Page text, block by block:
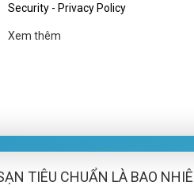
Security - Privacy Policy
Xem thêm
TIÊU CHUẨN LÀ BAO